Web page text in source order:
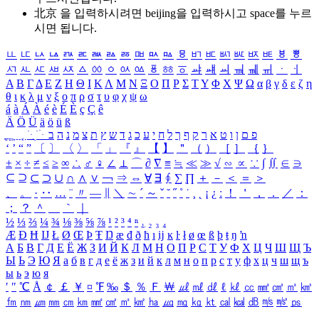
北京 을 입력하시려면 beijing을 입력하시고 space를 누르
시면 됩니다.
ㅥ ㅦ ㅧ ㅨ ㅩ ㅪ ㅫ ㅬ ㅭ ㅮ ㅯ ㅰ ㅱ ㅲ ㅳ ㅴ ㅵ ㅶ ㅷ ㅸ
ㅹ
ㅺ ㅻ ㅼ ㅽ ㅾ ㅿ ㆀ ㆁ ㆂ ㆃ ㆄ ㆅ ㆆ ㆇ ㆈ ㆉ ㆊ ㆋ ㆌ ㆍ
ㆎ
Α Β ΓΔ Ε Ζ Η Θ Ι ΚΛ Μ Ν Ξ Ο Π Ρ Σ ΤΥ Φ Χ Ψ Ω α β γ δ ε ζ η
θ ι κ λ μ ν ξ ο π ρ σ τ υ φ χ ψ ω
á à Á À é è É È ç Ç ê
Ä Ö Ü ä ö ü ß
ִֶֹ ֻּ ׁׂ פ ם ן ו ט א ר ק ף ך ל ח י ע כ ג ד ש ץ ת צ מ נ ה ב
‘ ’ “ ” 〔 〕 〈 〉 「 」 『 』 【 】 ＂ （ ） ［ ］ ｛ ｝
± × ÷ ≠ ≤ ≥ ∞ ∴ ♂ ♀ ∠ ⊥ ⌒ ∂ ∇ ≡ ≒ ≪ ≫ √ ∽ ∝ ∵ ∫ ∬ ∈ ∋
⊆ ⊇ ⊂ ⊃ ∪ ∩ ∧ ∨ ￢ ⇒ ⇔ ∀ ∃ ∮ ∑ ∏ ＋ － ＜ ＝
＞
、
。 · ‥ … ¨ 〃 ― ＼ ∼ ´ ～ ˇ ˘ ˝ ˚ ˙ ¸ ¡ ¿ ː ！ ＇ ， ． ／
：
；
？ ＾ ｀
½ ⅓ ⅔ ¼ ¾ ⅛ ⅜ ⅝ ⅞ ¹ ² ³ ⁴ ⁿ ₁ ₂ ₃ ₄
Æ Ð Ħ Ĳ Ł Ø Œ Þ Ŧ Ŋ æ đ ð ħ ı ĳ ĸ ŀ ł ø œ ß þ ŧ ŋ ŉ
А Б В Г Д Е Ё Ж З И Й К Л М Н О П Р С Т У Ф Х Ц Ч Ш Щ Ъ
Ы Ь Э Ю Я а б в г д е ё ж з и й к л м н о п р с т у ф х ц ч ш щ ъ
ы ь э ю я
′ ″ ℃ Å ￠ ￡ ￥ ¤ ℉ ‰ ＄ ％ Ｆ ￦ ㎕ ㎖ ㎗ ℓ ㎘ ㏄ ㎣ ㎤ ㎥ ㎦
㎙ ㎚ ㎛ ㎜ ㎝ ㎞ ㎟ ㎠ ㎡ ㎢ ㏊ ㎍ ㎎ ㎏ ㏏ ㎈ ㎉ ㏈ ㎧ ㎨ ㎰